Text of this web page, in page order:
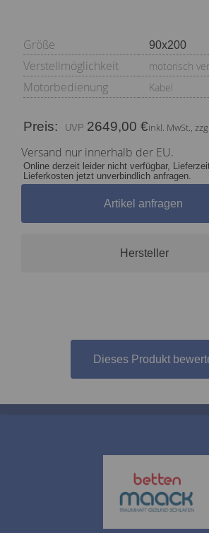
Größe
Verstellmöglichkeit
motorisch
Motorbedienung Kabel
Preis: 2649,00 €inkl. MwSt.,
Versand nur innerhalb der EU.
Online derzeit leider nicht verfügbar,
Lieferkosten jetzt unverbindlich anfragen.
Artikel anfragen
Hersteller
Dieses Produkt